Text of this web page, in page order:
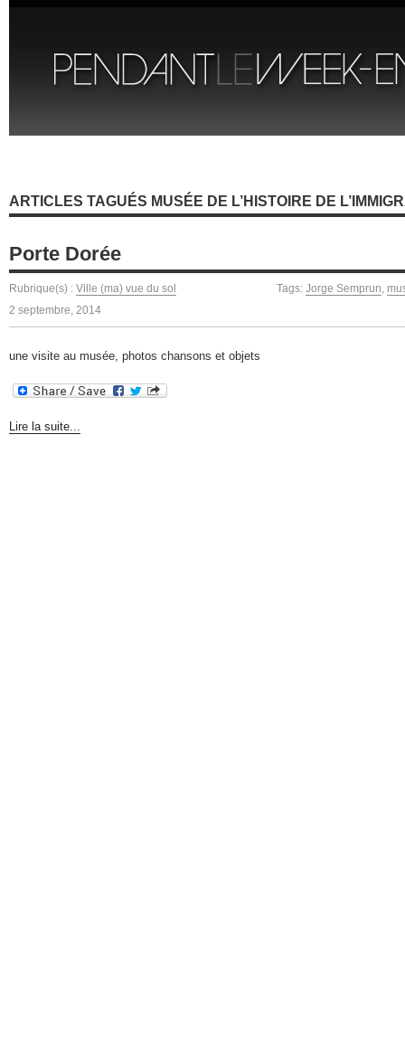
ARTICLES TAGUÉS MUSÉE DE L’HISTOIRE DE
Porte Dorée
Rubrique(s) : Ville (ma) vue du sol Tags: Jorge Semprun,
2 septembre, 2014
une visite au musée, photos chansons et objets
Lire la suite...